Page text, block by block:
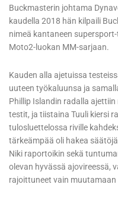
Buckmasterin johtama
kaudella 2018 hän kilpaili
nimeä kantaneen
Moto2-luokan MM-sarjaan.
Kauden alla ajetuissa
uuteen työkaluunsa ja
Phillip Islandin radalla
testit, ja tiistaina Tuuli kiersi
tulosluettelossa riville
tärkeämpää oli hakea
Niki raportoikin sekä
olevan hyvässä ajovireessä,
rajoittuneet vain